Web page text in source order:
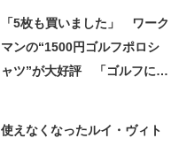
「5枚も買いました」 ワーク
マンの“1500円ゴルフポロシ
ャツ”が大好評 「ゴルフにも
使えなくなったルイ・ヴィト